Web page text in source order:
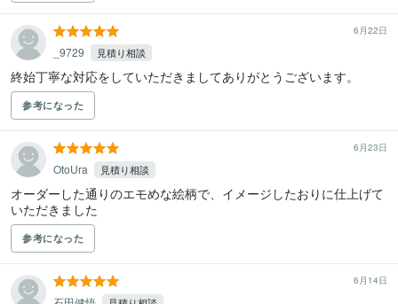
6月22日
_9729 見積り相談
終始丁寧な対応をしていただきましてありがとうございます。
参考になった
6月23日
OtoUra 見積り相談
オーダーした通りのエモめな絵柄で、イメージしたおりに仕上げて
いただきました
参考になった
6月14日